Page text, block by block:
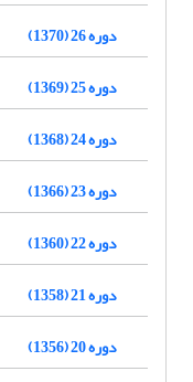
دوره 26 (1370)
دوره 25 (1369)
دوره 24 (1368)
دوره 23 (1366)
دوره 22 (1360)
دوره 21 (1358)
دوره 20 (1356)